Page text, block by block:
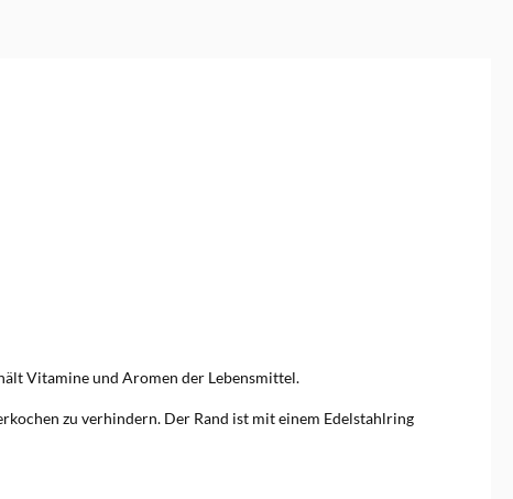
Vitamine und Aromen der Lebensmittel.
zu verhindern. Der Rand ist mit einem Edelstahlring